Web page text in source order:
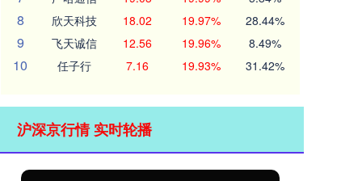
8 欣天科技 18.02 19.97% 28.44%
9 飞天诚信 12.56 19.96% 8.49%
10 任子行 7.16 19.93% 31.42%
沪深京行情 实时轮播